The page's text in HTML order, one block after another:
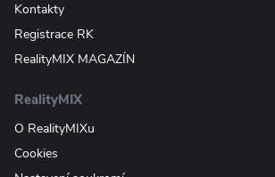
Kontakty
Registrace RK
RealityMIX MAGAZÍN
RealityMIX
O RealityMIXu
Cookies